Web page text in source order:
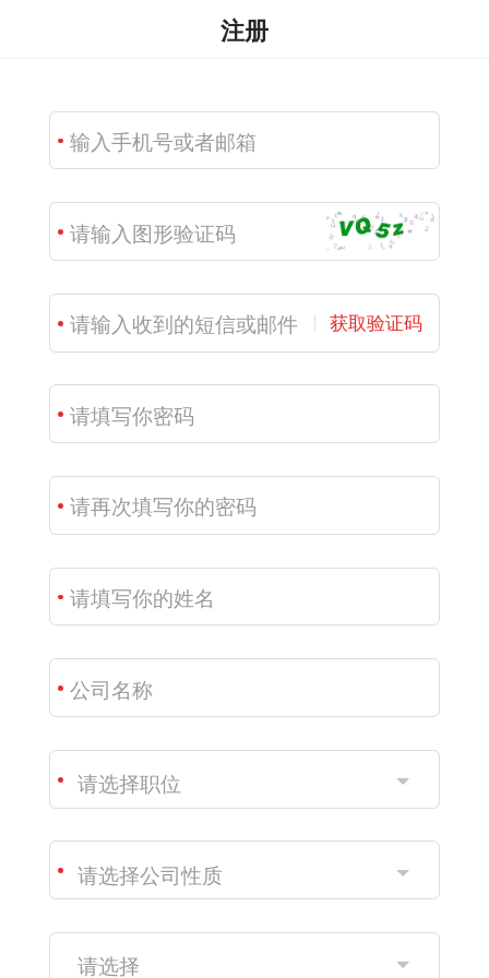
注册
获取验证码